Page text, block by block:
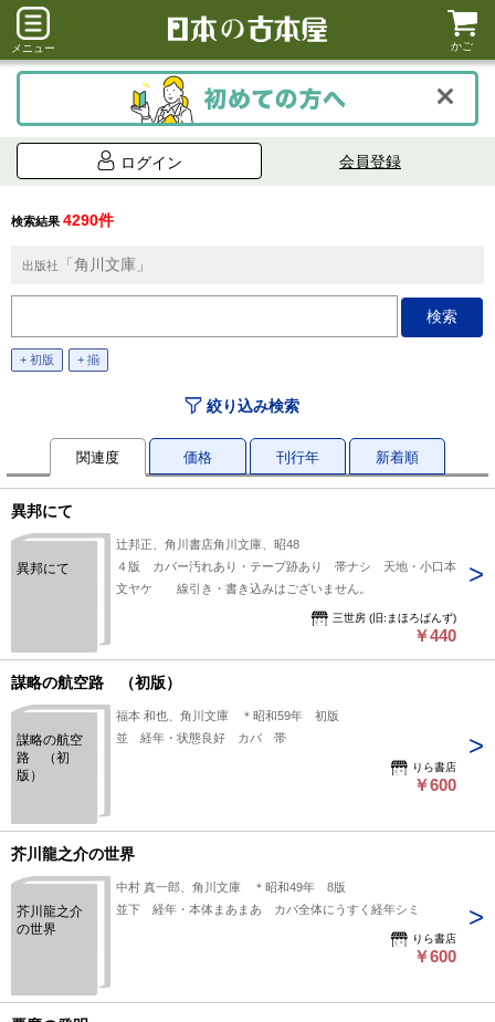
メニュー かご
ログイン 会員登録
検索結果 4290件
出版社 「角川文庫」
+ 初版 + 揃
絞り込み検索
関連度 価格 刊行年 新着順
異邦にて
異邦にて
辻邦正、角川書店角川文庫、昭48
４版 カバー汚れあり・テープ跡あり 帯ナシ 天地・小口本
文ヤケ 線引き・書き込みはございません。
三世房 (旧:まほろばんず)
￥440
謀略の航空路 （初版）
謀略の航空
路 （初
版）
福本 和也、角川文庫 ＊昭和59年 初版
並 経年・状態良好 カバ 帯
りら書店
￥600
芥川龍之介の世界
芥川龍之介
の世界
中村 真一郎、角川文庫 ＊昭和49年 8版
並下 経年・本体まあまあ カバ全体にうすく経年シミ
りら書店
￥600